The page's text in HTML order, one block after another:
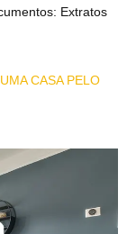
Extratos
CASA PELO